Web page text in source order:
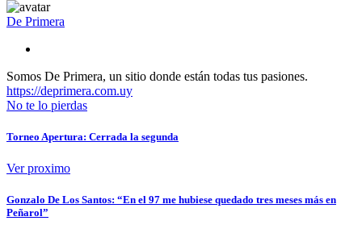
De Primera
Somos De Primera, un sitio donde están todas tus pasiones.
https://deprimera.com.uy
No te lo pierdas
Torneo Apertura: Cerrada la segunda
Ver proximo
Gonzalo De Los Santos: “En el 97 me hubiese quedado tres meses más en
Peñarol”